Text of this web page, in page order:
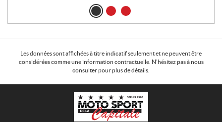
Les données sont affichées à titre indicatif seulement et ne peuvent être
considérées comme une information contractuelle. N'hésitez pas à nous
consulter pour plus de détails.